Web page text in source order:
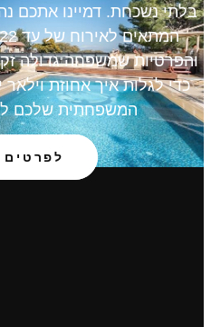
בלתי נשכחת. דמיינו אתכם
והפרטיות שמשפחה גדולה
כדי לגלות איך אחוזת
המשפחתית שלכם
לפרטים